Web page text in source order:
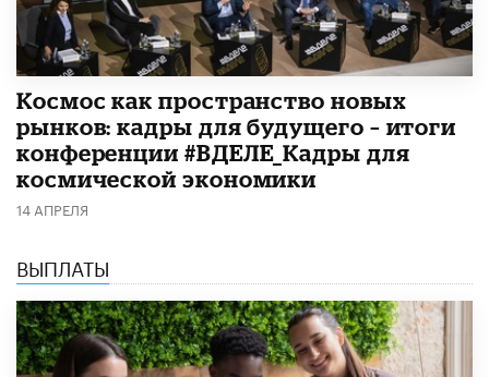
Космос как пространство новых
рынков: кадры для будущего – итоги
конференции #ВДЕЛЕ_Кадры для
космической экономики
14 АПРЕЛЯ
ВЫПЛАТЫ